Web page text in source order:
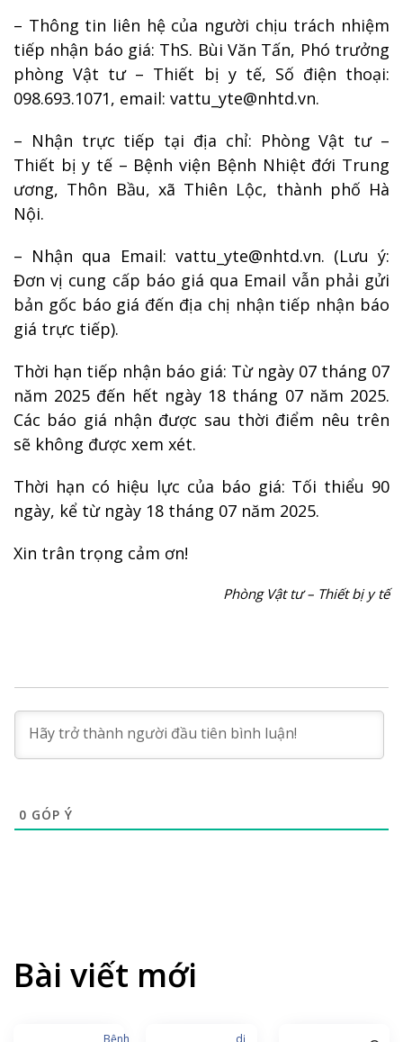
– Thông tin liên hệ của người chịu trách nhiệm
tiếp nhận báo giá: ThS. Bùi Văn Tấn, Phó trưởng
phòng Vật tư – Thiết bị y tế, Số điện thoại:
098.693.1071, email: vattu_yte@nhtd.vn.
– Nhận trực tiếp tại địa chỉ: Phòng Vật tư –
Thiết bị y tế – Bệnh viện Bệnh Nhiệt đới Trung
ương, Thôn Bầu, xã Thiên Lộc, thành phố Hà
Nội.
– Nhận qua Email: vattu_yte@nhtd.vn. (Lưu ý:
Đơn vị cung cấp báo giá qua Email vẫn phải gửi
bản gốc báo giá đến địa chị nhận tiếp nhận báo
giá trực tiếp).
Thời hạn tiếp nhận báo giá: Từ ngày 07 tháng 07
năm 2025 đến hết ngày 18 tháng 07 năm 2025.
Các báo giá nhận được sau thời điểm nêu trên
sẽ không được xem xét.
Thời hạn có hiệu lực của báo giá: Tối thiểu 90
ngày, kể từ ngày 18 tháng 07 năm 2025.
Xin trân trọng cảm ơn!
Phòng Vật tư – Thiết bị y tế
0 GÓP Ý
Bài viết mới
Bệnh dị